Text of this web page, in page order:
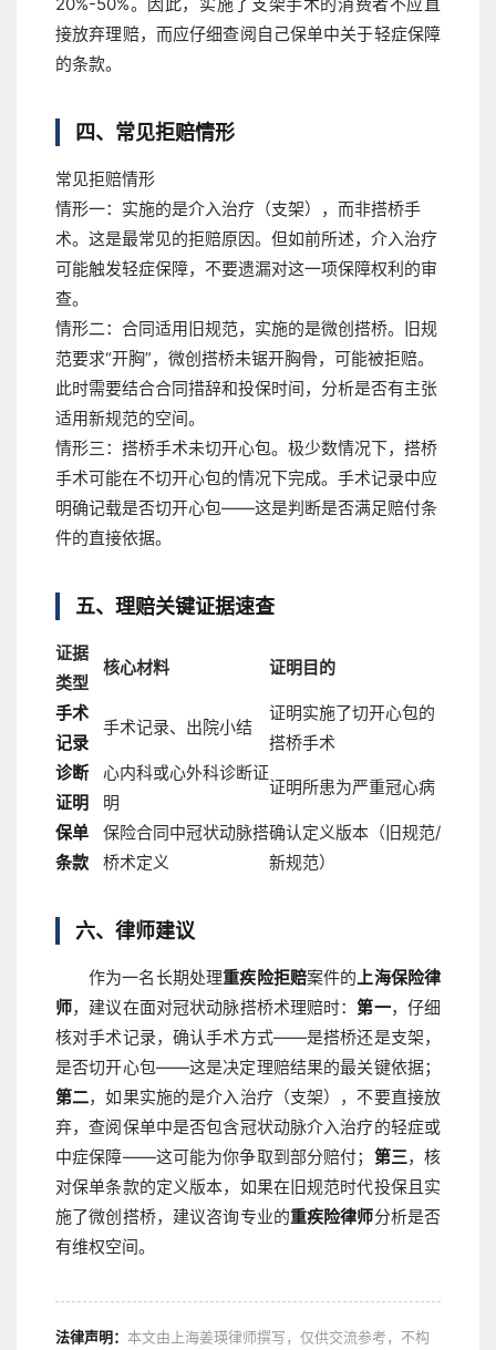
接放弃理赔，而应仔细查阅自己保单中关于轻症保障
的条款。
四、常见拒赔情形
常见拒赔情形
情形一：实施的是介入治疗（支架），而非搭桥手
术。 这是最常见的拒赔原因。但如前所述，介入治疗
可能触发轻症保障，不要遗漏对这一项保障权利的审
查。
情形二：合同适用旧规范，实施的是微创搭桥。 旧规
范要求“开胸”，微创搭桥未锯开胸骨，可能被拒赔。
此时需要结合合同措辞和投保时间，分析是否有主张
适用新规范的空间。
情形三：搭桥手术未切开心包。 极少数情况下，搭桥
手术可能在不切开心包的情况下完成。手术记录中应
明确记载是否切开心包——这是判断是否满足赔付条
件的直接依据。
五、理赔关键证据速查
证据
类型
核心材料 证明目的
手术
记录
手术记录、出院小结
证明实施了切开心包的
搭桥手术
诊断
证明
心内科或心外科诊断证
明
证明所患为严重冠心病
保单
条款
保险合同中冠状动脉搭
桥术定义
确认定义版本（旧规范/
新规范）
六、律师建议
作为一名长期处理重疾险拒赔案件的上海保险律
师，建议在面对冠状动脉搭桥术理赔时：第一，仔细
核对手术记录，确认手术方式——是搭桥还是支架，
是否切开心包——这是决定理赔结果的最关键依据；
第二，如果实施的是介入治疗（支架），不要直接放
弃，查阅保单中是否包含冠状动脉介入治疗的轻症或
中症保障——这可能为你争取到部分赔付； 第三，核
对保单条款的定义版本，如果在旧规范时代投保且实
施了微创搭桥，建议咨询专业的重疾险律师分析是否
有维权空间。
法律声明： 本文由上海姜瑛律师撰写，仅供交流参考，不构